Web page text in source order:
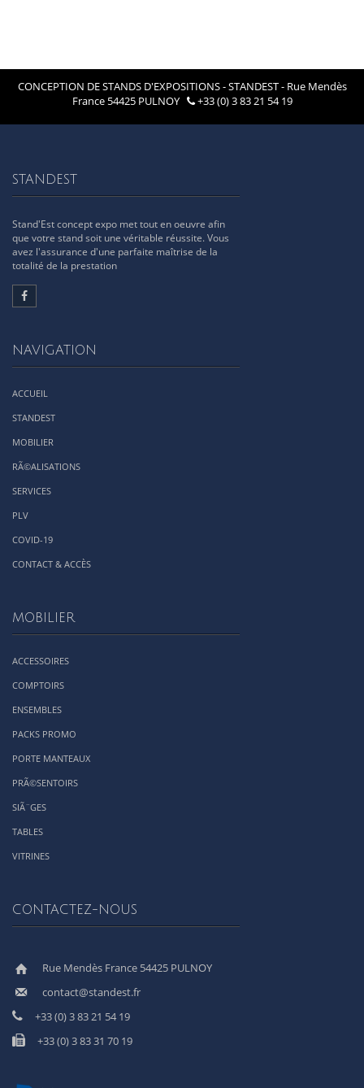
CONCEPTION DE STANDS D'EXPOSITIONS - STANDEST - Rue Mendès
France 54425 PULNOY
+33 (0) 3 83 21 54 19
STANDEST
Stand'Est concept expo met tout en oeuvre afin
que votre stand soit une véritable réussite. Vous
avez l'assurance d'une parfaite maîtrise de la
totalité de la prestation
NAVIGATION
ACCUEIL
STANDEST
MOBILIER
RÃ©ALISATIONS
SERVICES
PLV
COVID-19
CONTACT & ACCÈS
MOBILIER
ACCESSOIRES
COMPTOIRS
ENSEMBLES
PACKS PROMO
PORTE MANTEAUX
PRÃ©SENTOIRS
SIÃ¨GES
TABLES
VITRINES
CONTACTEZ-NOUS
Rue Mendès France 54425 PULNOY
contact@standest.fr
+33 (0) 3 83 21 54 19
+33 (0) 3 83 31 70 19